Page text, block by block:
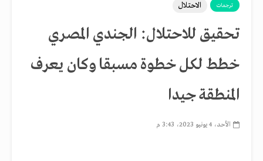
ترجمات الاحتلال
تحقيق للاحتلال: الجندي المصري
خطط لكل خطوة مسبقا وكان يعرف
المنطقة جيدا
الأحد، 4 يونيو 2023، 3:43 م